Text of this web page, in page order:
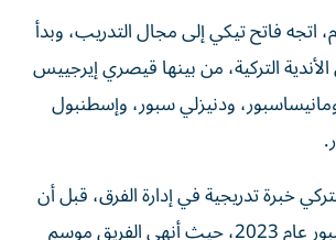
اتجه فاتح تيكي إلى مجال التدريب، وبدأ
التركية، من بينها قيصري إيرجييس
ودنيزلي سبور، وإسطنبول
خبرة تدريجية في إدارة الفرق، قبل أن